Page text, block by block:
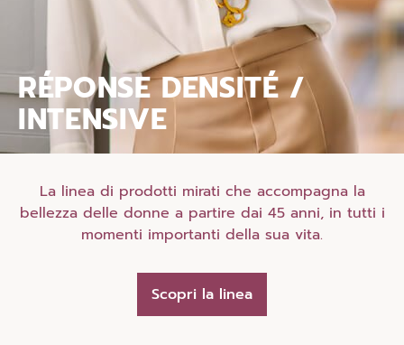
RÉPONSE DENSITÉ /
INTENSIVE
La linea di prodotti mirati che accompagna la
bellezza delle donne a partire dai 45 anni, in tutti i
momenti importanti della sua vita.
Scopri la linea